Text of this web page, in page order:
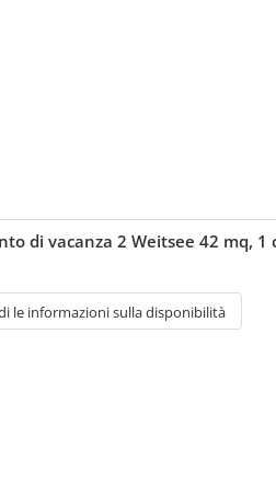
di vacanza 2 Weitsee 42 mq, 1
le informazioni sulla disponibilità